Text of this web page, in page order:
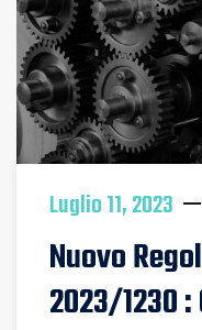
Luglio 11, 2023
Nuovo
2023/1230